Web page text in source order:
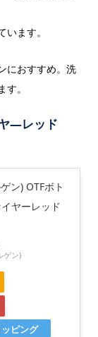
ます。
におすすめ。洗
。
―レッド
ン) OTFボト
ヤーレッド
ゲン)
ピング